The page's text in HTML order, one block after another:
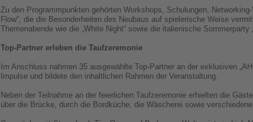
Zu den Programmpunkten gehörten Workshops, Schulungen,
Flow“, die die Besonderheiten des Neubaus auf spielerische Weise
Themenabende wie die „White Night“ sowie die italienische
Top-Partner erleben die Taufzeremonie
Im Anschluss nahmen 35 ausgewählte Top-Partner an der exklusiven
Impulse und bildete den inhaltlichen Rahmen der Veranstaltung.
Neben der Teilnahme an der feierlichen Taufzeremonie erhielten die
über die Brücke, durch die Bordküche, die Wäscherei sowie